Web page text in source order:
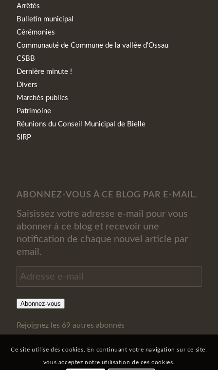
Arrêtés
Bulletin municipal
Cérémonies
Communauté de Commune de la vallée d'Ossau
CSBB
Dernière minute !
Divers
Marchés publics
Patrimoine
Réunions du Conseil Municipal de Bielle
SIRP
ABONNEZ-VOUS À CE BLOG PAR E-MAIL.
Saisissez votre adresse e-mail pour vous
abonner à ce blog et recevoir une
notification de chaque nouvel article par
email.
Adresse
e-
mail
Abonnez-vous
Rejoignez les 69 autres abonnés
Ce site utilise des cookies. En continuant votre navigation sur ce site,
vous acceptez notre utilisation de ces cookies.